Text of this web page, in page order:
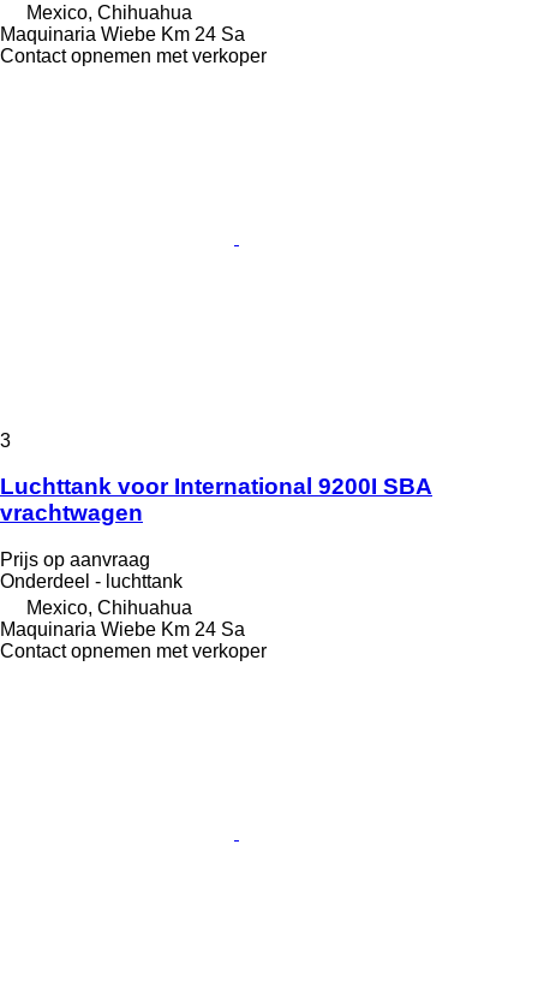
Mexico, Chihuahua
Maquinaria Wiebe Km 24 Sa
Contact opnemen met verkoper
3
Luchttank voor International 9200I SBA
vrachtwagen
Prijs op aanvraag
Onderdeel - luchttank
Mexico, Chihuahua
Maquinaria Wiebe Km 24 Sa
Contact opnemen met verkoper